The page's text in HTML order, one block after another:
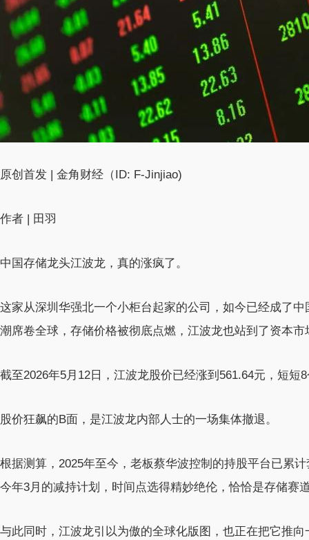
原创首发 | 金角财经（ID: F-Jinjiao)
作者 | 田羽
中国存储龙头江波龙，真的涨疯了。
这家从深圳华强北一个小柜台起家的公司，如今已经成了
潮席卷全球，存储价格被彻底点燃，江波龙也站到了资本市
截至2026年5月12日，江波龙股价已经涨到561.64元，短短
股价狂飙的B面，是江波龙内部人士的一场集体撤退。
根据测算，2025年至今，老板蔡华波控制的持股平台已累
今年3月的减持计划，时间点选得精妙绝伦，恰恰是存储赛
与此同时，江波龙引以为傲的全球化版图，也正在把它推